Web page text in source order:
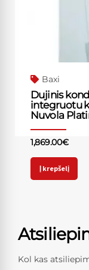
Baxi
Dujinis
integruotu
Nuvola
1,869.00€
Į krepšelį
Kol kas